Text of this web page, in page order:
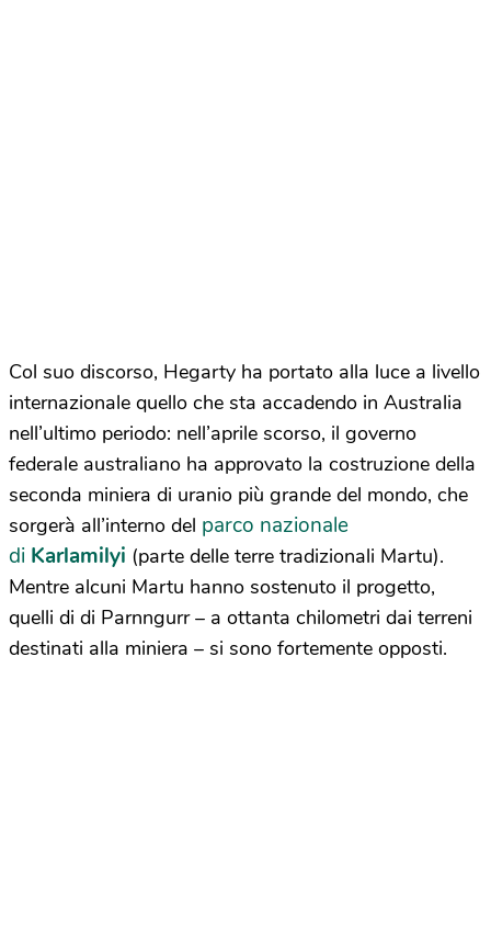
Col suo discorso, Hegarty ha portato alla luce a livello
internazionale quello che sta accadendo in Australia
nell’ultimo periodo: nell’aprile scorso, il governo
federale australiano ha approvato la costruzione della
seconda miniera di uranio più grande del mondo, che
sorgerà all’interno del parco nazionale
di Karlamilyi (parte delle terre tradizionali Martu).
Mentre alcuni Martu hanno sostenuto il progetto,
quelli di di Parnngurr – a ottanta chilometri dai terreni
destinati alla miniera – si sono fortemente opposti.